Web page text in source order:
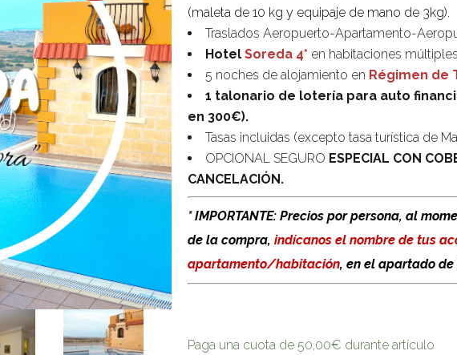
(maleta de 10 kg y equipaje de mano de 3kg).
Traslados Aeropuerto-Apartamento-
Hotel Soreda 4* en habitaciones
5 noches de alojamiento en Régimen de
1 talonario de lotería para auto
en 300€).
Tasas incluidas (excepto tasa turística de
OPCIONAL SEGURO ESPECIAL CON
CANCELACIÓN.
* IMPORTANTE: Precios por persona, al
de la compra, indícanos el nombre de tus
apartamento/habitación, en el apartado
Paga una cuota de 50,00€ durante artículo